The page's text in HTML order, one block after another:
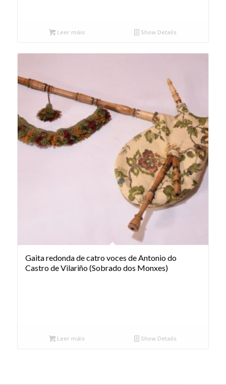
Leer máis Show Details
Gaita redonda de catro voces de Antonio do
Castro de Vilariño (Sobrado dos Monxes)
Leer máis Show Details